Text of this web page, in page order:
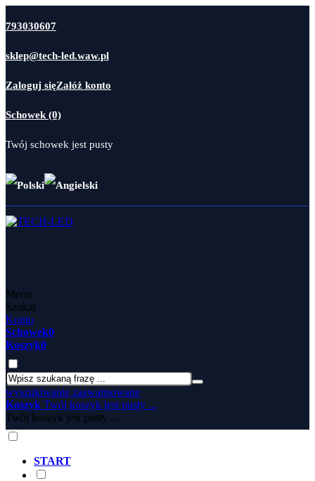
793030607
sklep@tech-led.waw.pl
Zaloguj sięZałóż konto
Schowek (0)
Twój schowek jest pusty
Menu
Szukaj
Konto
Schowek0
Koszyk0
wyszukiwanie zaawansowane
Koszyk Twój koszyk jest pusty ...
Twój koszyk jest pusty ...
START